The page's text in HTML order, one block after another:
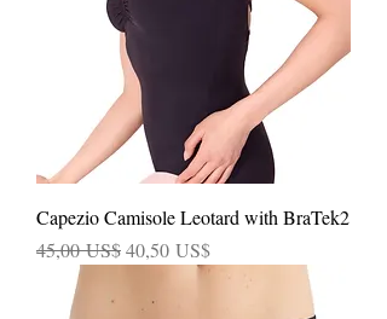
Capezio Camisole Leotard with BraTek2
Precio
45,00 US$Precio de oferta
40,50 US$